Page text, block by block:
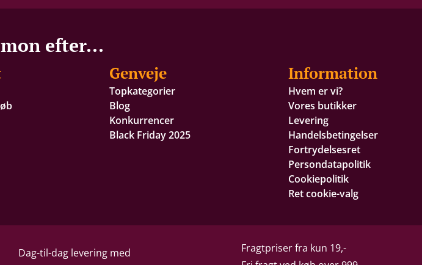
efter...
Genveje
Topkategorier
Blog
Konkurrencer
Black Friday 2025
Information
Hvem er vi?
Vores butikker
Levering
Handelsbetingelser
Fortrydelsesret
Persondatapolitik
Cookiepolitik
Ret cookie-valg
Dag-til-dag levering med
Fragtpriser fra kun 19,-